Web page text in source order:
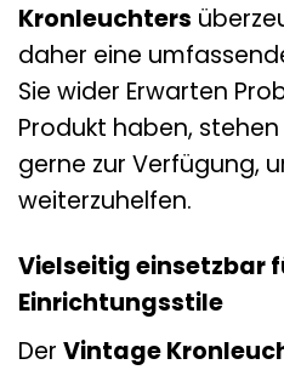
Kronleuchters
daher eine
Sie wider Erwarten
Produkt haben,
gerne zur Verfügung,
weiterzuhelfen.
Vielseitig einsetzbar
Einrichtungsstile
Der Vintage